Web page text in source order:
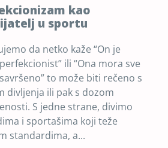
kao
u sportu
da netko kaže “On je
ili “Ona mora sve
to može biti rečeno s
divljenja ili pak s dozom
S jedne strane, divimo
i sportašima koji teže
standardima, a...